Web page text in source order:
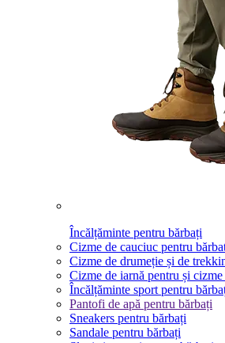
Încălțăminte pentru bărbați
Cizme de cauciuc pentru
Cizme de drumeție și de
Cizme de iarnă pentru și cizme
Încălțăminte sport pentru
Pantofi de apă pentru bărbați
Sneakers pentru bărbați
Sandale pentru bărbați